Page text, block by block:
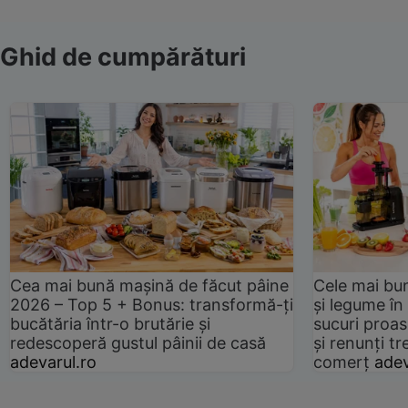
Ghid de cumpărături
Cea mai bună mașină de făcut pâine
2026 – Top 5 + Bonus: transformă-ți
bucătăria într-o brutărie și
redescoperă gustul pâinii de casă
adevarul.ro
Cele mai
și legume
sucuri
și renunți
comerț